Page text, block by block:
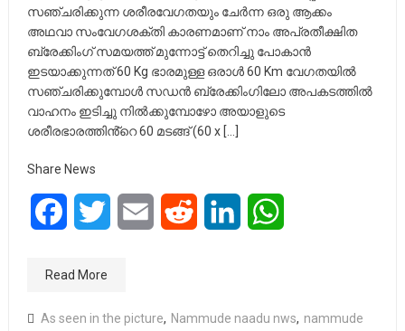
സഞ്ചരിക്കുന്ന ശരീരവേഗതയും ചേർന്ന ഒരു ആക്കം
അഥവാ സംവേഗശക്തി കാരണമാണ് നാം അപ്രതീക്ഷിത
ബ്രേക്കിംഗ് സമയത്ത് മുന്നോട്ട് തെറിച്ചു പോകാൻ
ഇടയാക്കുന്നത് 60 Kg ഭാരമുള്ള ഒരാൾ 60 Km വേഗതയിൽ
സഞ്ചരിക്കുമ്പോൾ സഡൻ ബ്രേക്കിംഗിലോ അപകടത്തിൽ
വാഹനം ഇടിച്ചു നിൽക്കുമ്പോഴോ അയാളുടെ
ശരീരഭാരത്തിൻ്റെ 60 മടങ്ങ് (60 x […]
Share News
FacebookTwitter Email Reddit LinkedIn
Read More
As seen in the picture, Nammude naadu nws, nammude